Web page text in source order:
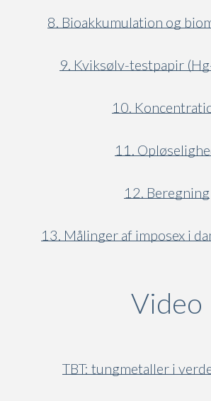
8. Bioakkumulation og
9. Kviksølv-testpapir
10.
11.
12. Beregning
13. Målinger af imposex i
Video
TBT: tungmetaller i